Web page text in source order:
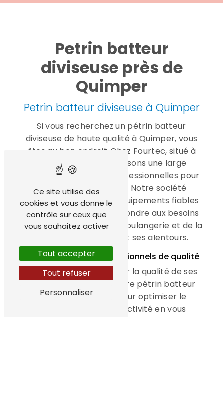
Petrin batteur
diviseuse près de
Quimper
Petrin batteur diviseuse à Quimper
Si vous recherchez un pétrin batteur
diviseuse de haute qualité à Quimper, vous
êtes au bon endroit. Chez Fourtec, situé à
Gouesnou, nous proposons une large
gamme de machines professionnelles pour
les métiers de bouche. Notre société
s'engage à fournir des équipements fiables
et performants pour répondre aux besoins
des professionnels de la boulangerie et de la
pâtisserie à Quimper et ses alentours.
Des équipements professionnels de qualité
Fourtec est reconnu pour la qualité de ses
produits et services. Notre pétrin batteur
diviseuse est conçu pour optimiser le
rendement de votre activité en vous
Ce site utilise des
cookies et vous donne le
contrôle sur ceux que
vous souhaitez activer
Tout accepter
Tout refuser
Personnaliser